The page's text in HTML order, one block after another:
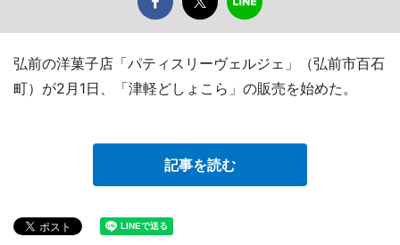
弘前の洋菓子店「パティスリーヴェルジェ」（弘前市百石
町）が2月1日、「津軽どしょこら」の販売を始めた。
記事を読む